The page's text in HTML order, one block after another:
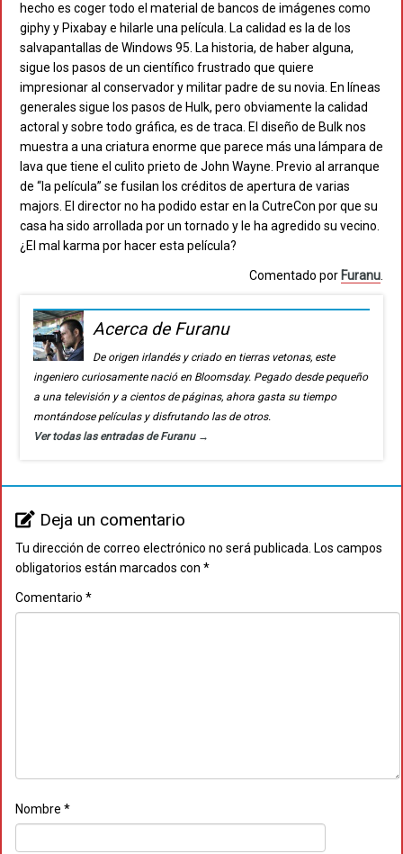
hecho es coger todo el material de bancos de imágenes como
giphy y Pixabay e hilarle una película. La calidad es la de los
salvapantallas de Windows 95. La historia, de haber alguna,
sigue los pasos de un científico frustrado que quiere
impresionar al conservador y militar padre de su novia. En líneas
generales sigue los pasos de Hulk, pero obviamente la calidad
actoral y sobre todo gráfica, es de traca. El diseño de Bulk nos
muestra a una criatura enorme que parece más una lámpara de
lava que tiene el culito prieto de John Wayne. Previo al arranque
de “la película” se fusilan los créditos de apertura de varias
majors. El director no ha podido estar en la CutreCon por que su
casa ha sido arrollada por un tornado y le ha agredido su vecino.
¿El mal karma por hacer esta película?
Comentado por Furanu.
Acerca de Furanu
De origen irlandés y criado en tierras vetonas, este
ingeniero curiosamente nació en Bloomsday. Pegado desde pequeño
a una televisión y a cientos de páginas, ahora gasta su tiempo
montándose películas y disfrutando las de otros.
Ver todas las entradas de Furanu →
Deja un comentario
Tu dirección de correo electrónico no será publicada. Los campos
obligatorios están marcados con *
Comentario *
Nombre *